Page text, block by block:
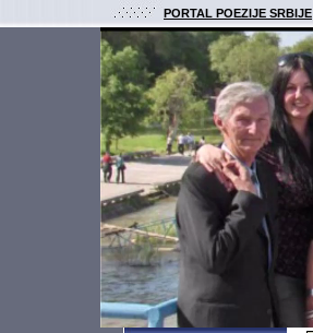
PORTAL POEZIJE SRBIJE